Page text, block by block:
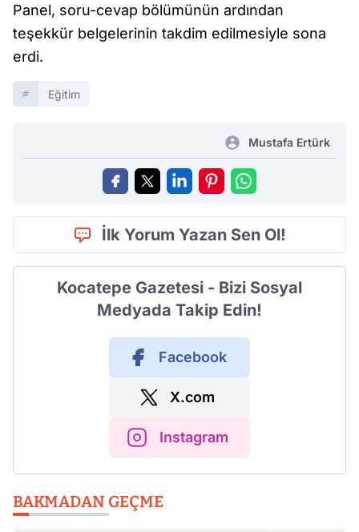
Panel, soru-cevap bölümünün ardından
teşekkür belgelerinin takdim edilmesiyle sona
erdi.
Eğitim
Mustafa Ertürk
İlk Yorum Yazan Sen Ol!
Kocatepe Gazetesi - Bizi Sosyal
Medyada Takip Edin!
Facebook
X.com
Instagram
BAKMADAN GEÇME